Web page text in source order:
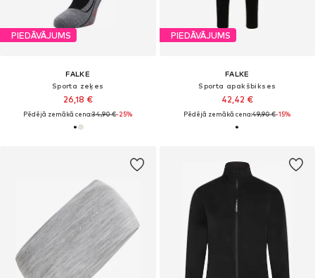
PIEDĀVĀJUMS
FALKE
Sporta zeķes
26,18 €
Pēdējā zemākā cena:34,90 €-25%
PIEDĀVĀJUMS
FALKE
Sporta apakšbikses
42,42 €
Pēdējā zemākā cena:49,90 €-15%